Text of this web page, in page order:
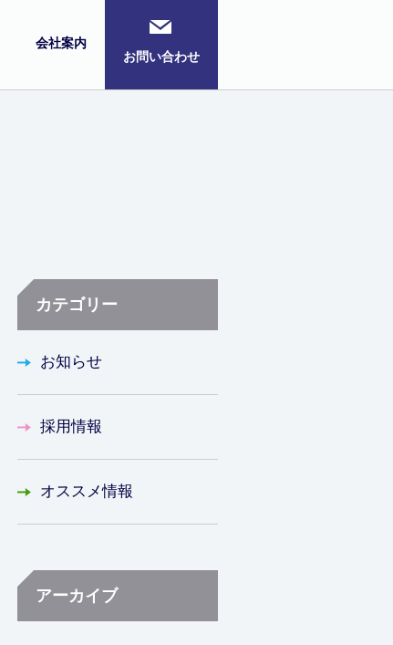
会社案内
お問い合わせ
カテゴリー
お知らせ
採用情報
オススメ情報
アーカイブ